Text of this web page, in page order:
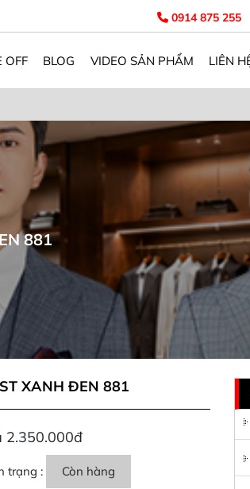
0914 875 255
OFF BLOG VIDEO SẢN PHẨM LIÊN
881
XANH ĐEN 881
2.350.000đ
trạng : Còn hàng